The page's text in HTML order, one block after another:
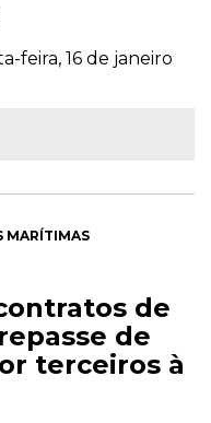
feira, 16 de janeiro
MARÍTIMAS
de
de
terceiros à